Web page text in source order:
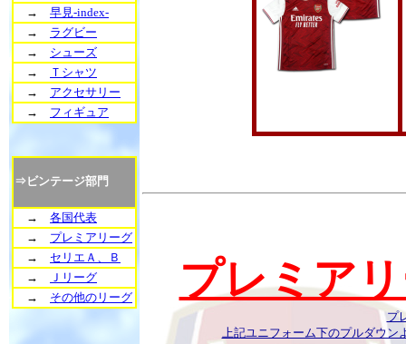
→ 早見-index-
→ ラグビー
→ シューズ
→
Ｔシャツ
→ アクセサリー
→ フィギュア
⇒ビンテージ部門
→ 各国代表
→ プレミアリーグ
→ セリエＡ、Ｂ
→
Ｊリーグ
→ その他のリーグ プレミア
プ
上記ユニフォーム下のプルダウン